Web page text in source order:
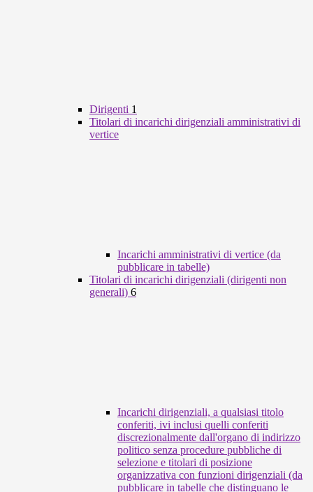
Dirigenti 1
Titolari di incarichi dirigenziali amministrativi di
vertice
Incarichi amministrativi di vertice (da
pubblicare in tabelle)
Titolari di incarichi dirigenziali (dirigenti non
generali) 6
Incarichi dirigenziali, a qualsiasi titolo
conferiti, ivi inclusi quelli conferiti
discrezionalmente dall'organo di indirizzo
politico senza procedure pubbliche di
selezione e titolari di posizione
organizzativa con funzioni dirigenziali (da
pubblicare in tabelle che distinguano le